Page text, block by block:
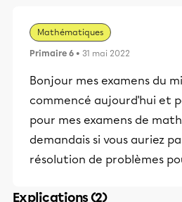
Mathématiques
Primaire 6 • 31 mai 2022
Bonjour mes examens du
commencé aujourd'hui et
pour mes examens de
demandais si vous auriez
résolution de problèmes
Explications (2)